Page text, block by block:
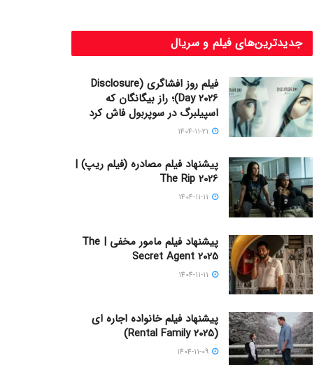
جدیدترین‌های فیلم و سریال
فیلم روز افشاگری (Disclosure
Day 2026)؛ راز بیگانگان که
اسپیلبرگ در سوپربول فاش کرد
پیشنهاد فیلم مصادره (فیلم ریپ) |
The Rip 2026
پیشنهاد فیلم مامور مخفی | The
Secret Agent 2025
پیشنهاد فیلم خانواده اجاره‌ ای
(Rental Family 2025)